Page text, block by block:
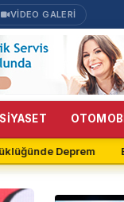
VİDEO GALERİ
SİYASET
Deprem